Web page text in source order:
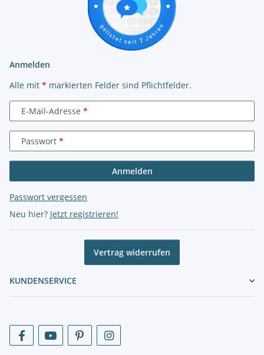
Anmelden
Alle mit * markierten Felder sind Pflichtfelder.
E-Mail-Adresse
Passwort
Anmelden
Passwort vergessen
Neu hier? Jetzt registrieren!
Vertrag widerrufen
KUNDENSERVICE